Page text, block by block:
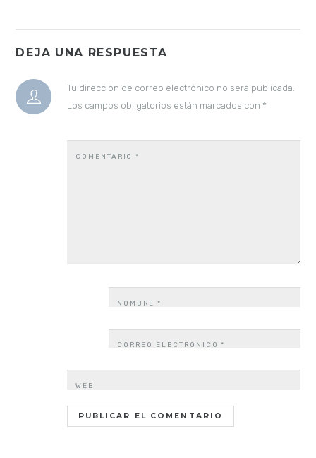
DEJA UNA RESPUESTA
Tu dirección de correo electrónico no será publicada.
Los campos obligatorios están marcados con *
COMENTARIO*
NOMBRE*
CORREO ELECTRÓNICO*
WEB